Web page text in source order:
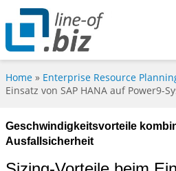
Home » Enterprise Resource
Einsatz von SAP HANA auf Power9-
Geschwindigkeitsvorteile
Ausfallsicherheit